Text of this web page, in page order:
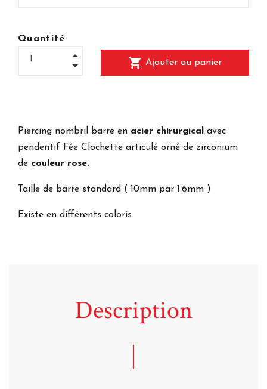
Quantité
shopping_cart Ajouter au panier
Piercing nombril barre en acier chirurgical
avec
pendentif Fée Clochette articulé orné de zirconium
de couleur rose.
Taille de barre standard ( 10mm par 1.6mm )
Existe en différents coloris
Description